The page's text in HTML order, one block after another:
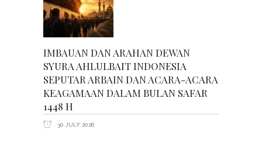
IMBAUAN DAN ARAHAN DEWAN
SYURA AHLULBAIT INDONESIA
SEPUTAR ARBAIN DAN ACARA-ACARA
KEAGAMAAN DALAM BULAN SAFAR
1448 H
30 JULY 2026